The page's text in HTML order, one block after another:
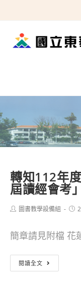
轉
轉知112年
屆讀經會考
Post圖書教學設備組
Post
簡章請見附檔 花
閱讀全文